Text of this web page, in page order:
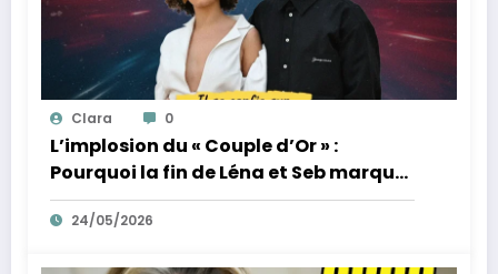
Clara 0
L’implosion du « Couple d’Or » :
Pourquoi la fin de Léna et Seb marque
la fin de l’innocence sur YouTube
24/05/2026